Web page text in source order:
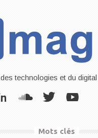
technologies et du digital
Mots clés